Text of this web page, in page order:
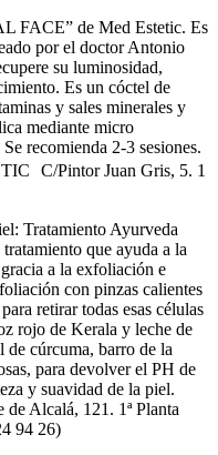
FACE” de Med Estetic. Es
por el doctor Antonio
su luminosidad,
Es un cóctel de
y sales minerales y
mediante micro
recomienda 2-3 sesiones.
C/Pintor Juan Gris, 5. 1
Tratamiento Ayurveda
que ayuda a la
a la exfoliación e
con pinzas calientes
retirar todas esas células
rojo de Kerala y leche de
de cúrcuma, barro de la
para devolver el PH de
y suavidad de la piel.
Alcalá, 121. 1ª Planta
94 26)